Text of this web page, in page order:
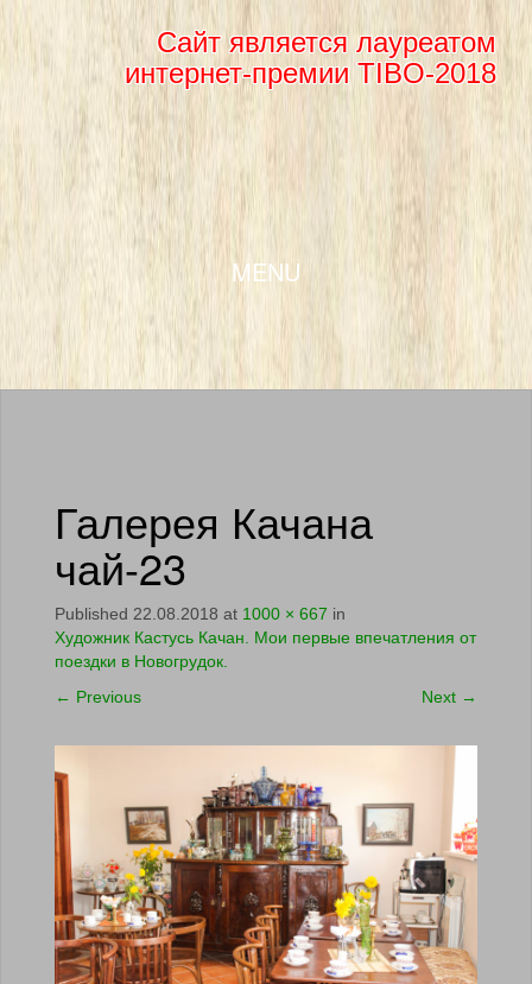
Сайт является лауреатом
интернет-премии TIBO-2018
MENU
SKIP TO CONTENT
Галерея Качана
чай-23
Published 22.08.2018 at 1000 × 667 in
Художник Кастусь Качан. Мои первые впечатления от
поездки в Новогрудок.
← Previous Next →